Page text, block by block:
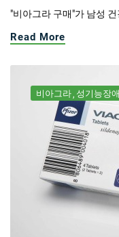
"비아그라 구매"가 남성
Read More
비아그라 성기능장애